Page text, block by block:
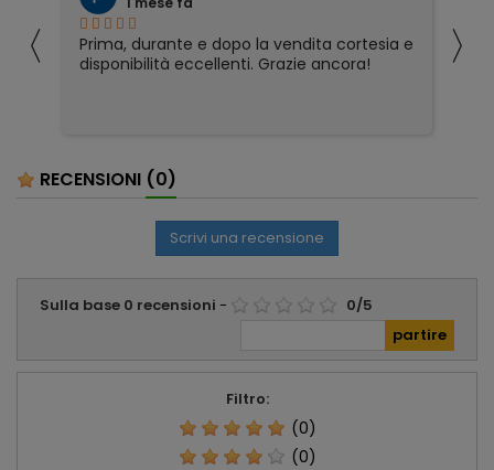
〈
Prima, durante e dopo la vendita cortesia e
disponibilità eccellenti. Grazie ancora!
〉
RECENSIONI (0)
Scrivi una recensione
Sulla base 0 recensioni - 0/5
Filtro:
(0)
(0)